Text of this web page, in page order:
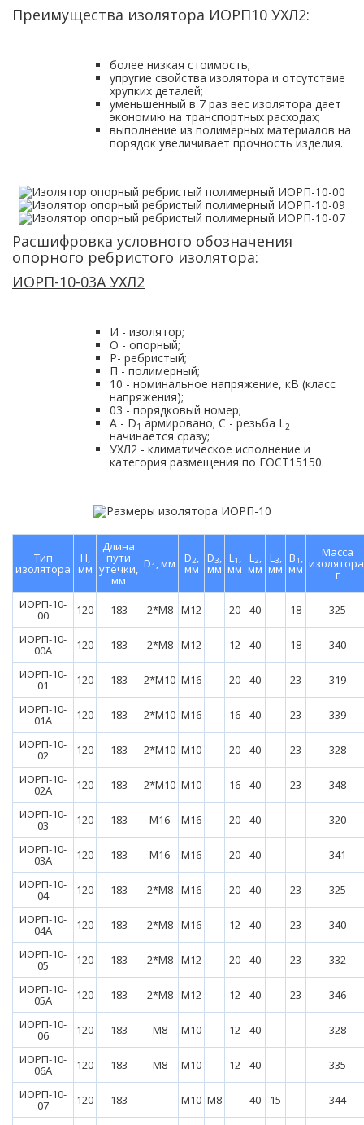
Преимущества изолятора ИОРП10 УХЛ2:
более низкая стоимость;
упругие свойства изолятора и отсутствие
хрупких деталей;
уменьшенный в 7 раз вес изолятора дает
экономию на транспортных расходах;
выполнение из полимерных материалов на
порядок увеличивает прочность изделия.
Расшифровка условного обозначения
опорного ребристого изолятора:
ИОРП-10-03А УХЛ2
И - изолятор;
О - опорный;
Р- ребристый;
П - полимерный;
10 - номинальное напряжение, кВ (класс
напряжения);
03 - порядковый номер;
А - D1 армировано; С - резьба L2
начинается сразу;
УХЛ2 - климатическое исполнение и
категория размещения по ГОСТ15150.
Тип
изолятора
H,
мм
Длина
пути
утечки,
мм
D1 , мм D2,
мм
D3,
мм
L1 ,
мм
L2,
мм
L3,
мм
B1 ,
мм
Масса
г
ИОРП-10-
00 120 183 2*М8 М12 20 40 - 18
325
ИОРП-10-
00А 120 183 2*М8 М12 12 40 - 18
340
ИОРП-10-
01 120 183 2*М10 М16 20 40 - 23
319
ИОРП-10-
01А 120 183 2*М10 М16 16 40 - 23
339
ИОРП-10-
02 120 183 2*М10 М10 20 40 - 23
328
ИОРП-10-
02А 120 183 2*М10 М10 16 40 - 23
348
ИОРП-10-
03 120 183 М16 М16 20 40 - -
320
ИОРП-10-
03А 120 183 М16 М16 20 40 - -
341
ИОРП-10-
04 120 183 2*М8 М16 20 40 - 23
325
ИОРП-10-
04А 120 183 2*М8 М16 12 40 - 23
340
ИОРП-10-
05 120 183 2*М8 М12 20 40 - 23
332
ИОРП-10-
05А 120 183 2*М8 М12 12 40 - 23
346
ИОРП-10-
06 120 183 М8 М10 12 40 - -
328
ИОРП-10-
06А 120 183 М8 М10 12 40 - -
335
ИОРП-10-
07 120 183 - М10 М8 - 40 15 -
344